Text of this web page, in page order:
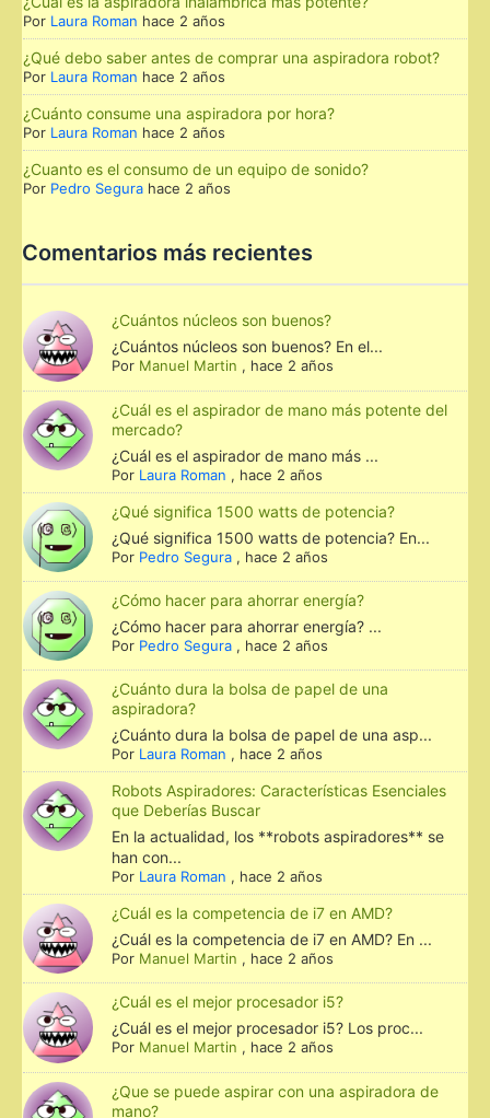
Por Laura Roman hace 2 años
¿Qué debo saber antes de comprar una aspiradora robot?
Por Laura Roman hace 2 años
¿Cuánto consume una aspiradora por hora?
Por Laura Roman hace 2 años
¿Cuanto es el consumo de un equipo de sonido?
Por Pedro Segura hace 2 años
Comentarios más recientes
¿Cuántos núcleos son buenos?
¿Cuántos núcleos son buenos? En el...
Por Manuel Martin , hace 2 años
¿Cuál es el aspirador de mano más potente del
mercado?
¿Cuál es el aspirador de mano más ...
Por Laura Roman , hace 2 años
¿Qué significa 1500 watts de potencia?
¿Qué significa 1500 watts de potencia? En...
Por Pedro Segura , hace 2 años
¿Cómo hacer para ahorrar energía?
¿Cómo hacer para ahorrar energía? ...
Por Pedro Segura , hace 2 años
¿Cuánto dura la bolsa de papel de una
aspiradora?
¿Cuánto dura la bolsa de papel de una asp...
Por Laura Roman , hace 2 años
Robots Aspiradores: Características Esenciales
que Deberías Buscar
En la actualidad, los **robots aspiradores** se
han con...
Por Laura Roman , hace 2 años
¿Cuál es la competencia de i7 en AMD?
¿Cuál es la competencia de i7 en AMD? En ...
Por Manuel Martin , hace 2 años
¿Cuál es el mejor procesador i5?
¿Cuál es el mejor procesador i5? Los proc...
Por Manuel Martin , hace 2 años
¿Que se puede aspirar con una aspiradora de
mano?